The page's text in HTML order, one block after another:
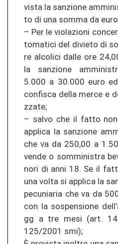
vis­ta la san­zio­ne
to di una somma da
– Per le vio­la­zio­ni
to­ma­ti­ci del di­vie­to di
re al­co­li­ci dalle ore
la san­zio­ne
5.000 a 30.000 euro
con­fis­ca della merce e
z­za­te;
– salvo che il fatto
ap­pli­ca la san­zio­ne
che va da 250,00 a
vende o som­mi­nis­tra
no­ri di anni 18. Se il
una volta si ap­pli­ca la
pe­cu­nia­ria che va da
con la sos­pen­sio­ne
gg a tre mesi (art.
125/2001 smi);